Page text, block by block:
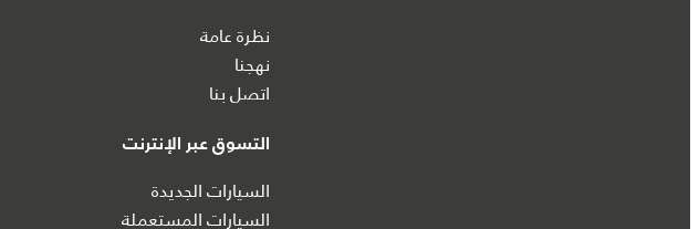
نظرة عامة
نهجنا
اتصل بنا
التسوق عبر الإنترنت
السيارات الجديدة
السيارات المستعملة